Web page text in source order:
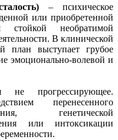
– психическое
или приобретенной
необратимой
В клинической
план выступает грубое
эмоционально-волевой и
не прогрессирующее.
перенесенного
генетической
или интоксикации